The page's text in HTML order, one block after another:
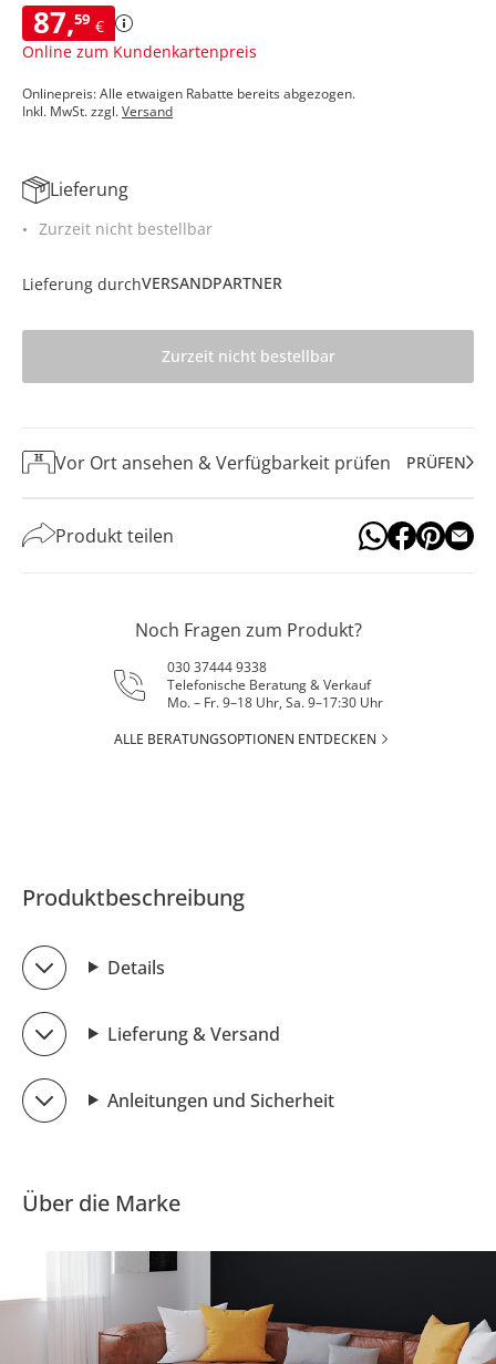
87,59 €
Online zum Kundenkartenpreis
Onlinepreis: Alle etwaigen Rabatte bereits abgezogen.
Inkl. MwSt. zzgl.Versand
Lieferung
Zurzeit nicht bestellbar
Lieferung durchVERSANDPARTNER
Zurzeit nicht bestellbar
Vor Ort ansehen & Verfügbarkeit prüfen PRÜFEN
Produkt teilen
Noch Fragen zum Produkt?
030 37444 9338
Telefonische Beratung & Verkauf
Mo. – Fr. 9–18 Uhr, Sa. 9–17:30 Uhr
ALLE BERATUNGSOPTIONEN ENTDECKEN
Produktbeschreibung
Details
Lieferung & Versand
Anleitungen und Sicherheit
Über die Marke